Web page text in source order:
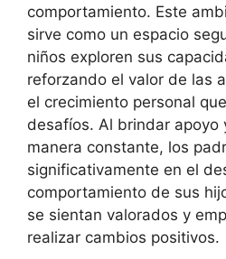
comportamiento. Este
sirve como un espacio
niños exploren sus
reforzando el valor de las
el crecimiento personal
desafíos. Al brindar apoyo
manera constante, los
significativamente en el
comportamiento de sus
se sientan valorados y
realizar cambios positivos.